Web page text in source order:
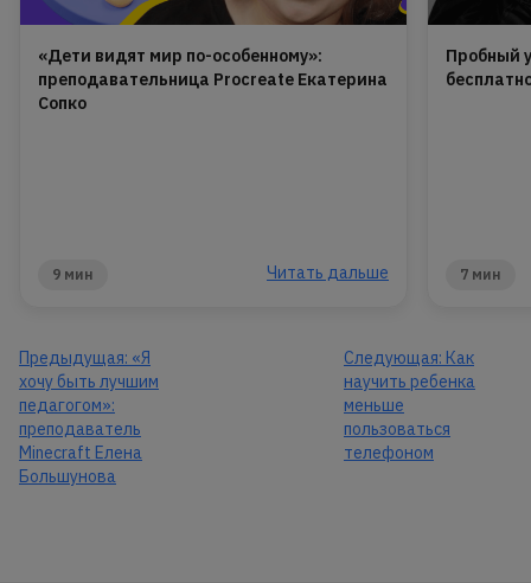
«Дети видят мир по-особенному»:
преподавательница Procreate Екатерина
Сопко
9 мин Читать дальше
Пробный
7 мин
Предыдущая: «Я
хочу быть лучшим
педагогом»:
преподаватель
Minecraft Елена
Большунова
Следующая: Как
научить ребенка
меньше
пользоваться
телефоном